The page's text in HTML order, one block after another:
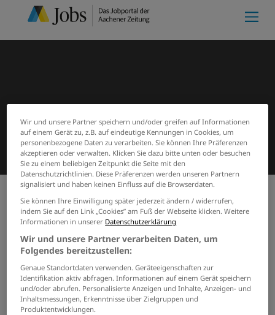
Start Suchergebnisse Meine Merkliste
Jobs von Senioreneinrichtung
Bonifatius Wohnen mit Pflege
Jülich
GRENZEN SIE IHRE SUCHE EIN
Wir und unsere Partner speichern und/oder greifen auf Informationen
auf einem Gerät zu, z.B. auf eindeutige Kennungen in Cookies, um
personenbezogene Daten zu verarbeiten. Sie können Ihre Präferenzen
akzeptieren oder verwalten. Klicken Sie dazu bitte unten oder besuchen
Sie zu einem beliebigen Zeitpunkt die Seite mit den
Datenschutzrichtlinien. Diese Präferenzen werden unseren Partnern
signalisiert und haben keinen Einfluss auf die Browserdaten.
Sie können Ihre Einwilligung später jederzeit ändern / widerrufen,
indem Sie auf den Link „Cookies” am Fuß der Webseite klicken. Weitere
Informationen in unserer Datenschutzerklärung
Wir und unsere Partner verarbeiten Daten, um
Folgendes bereitzustellen:
Genaue Standortdaten verwenden. Geräteeigenschaften zur
Identifikation aktiv abfragen. Informationen auf einem Gerät speichern
und/oder abrufen. Personalisierte Anzeigen und Inhalte, Anzeigen- und
Inhaltsmessungen, Erkenntnisse über Zielgruppen und
Produktentwicklungen.